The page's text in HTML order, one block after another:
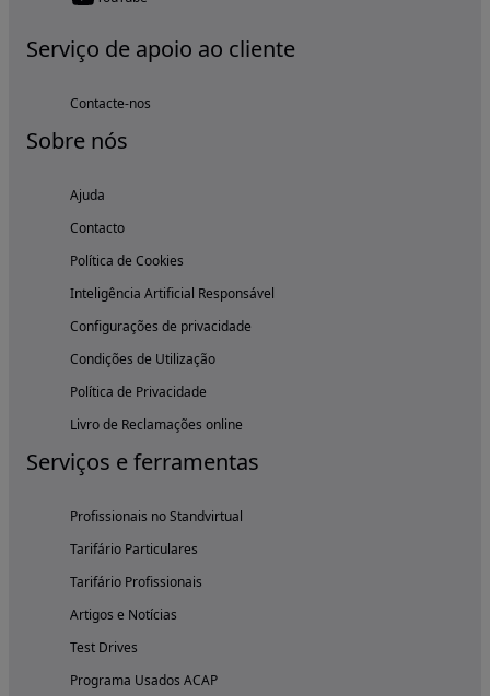
Serviço de apoio ao cliente
Contacte-nos
Sobre nós
Ajuda
Contacto
Política de Cookies
Inteligência Artificial Responsável
Configurações de privacidade
Condições de Utilização
Política de Privacidade
Livro de Reclamações online
Serviços e ferramentas
Profissionais no Standvirtual
Tarifário Particulares
Tarifário Profissionais
Artigos e Notícias
Test Drives
Programa Usados ACAP